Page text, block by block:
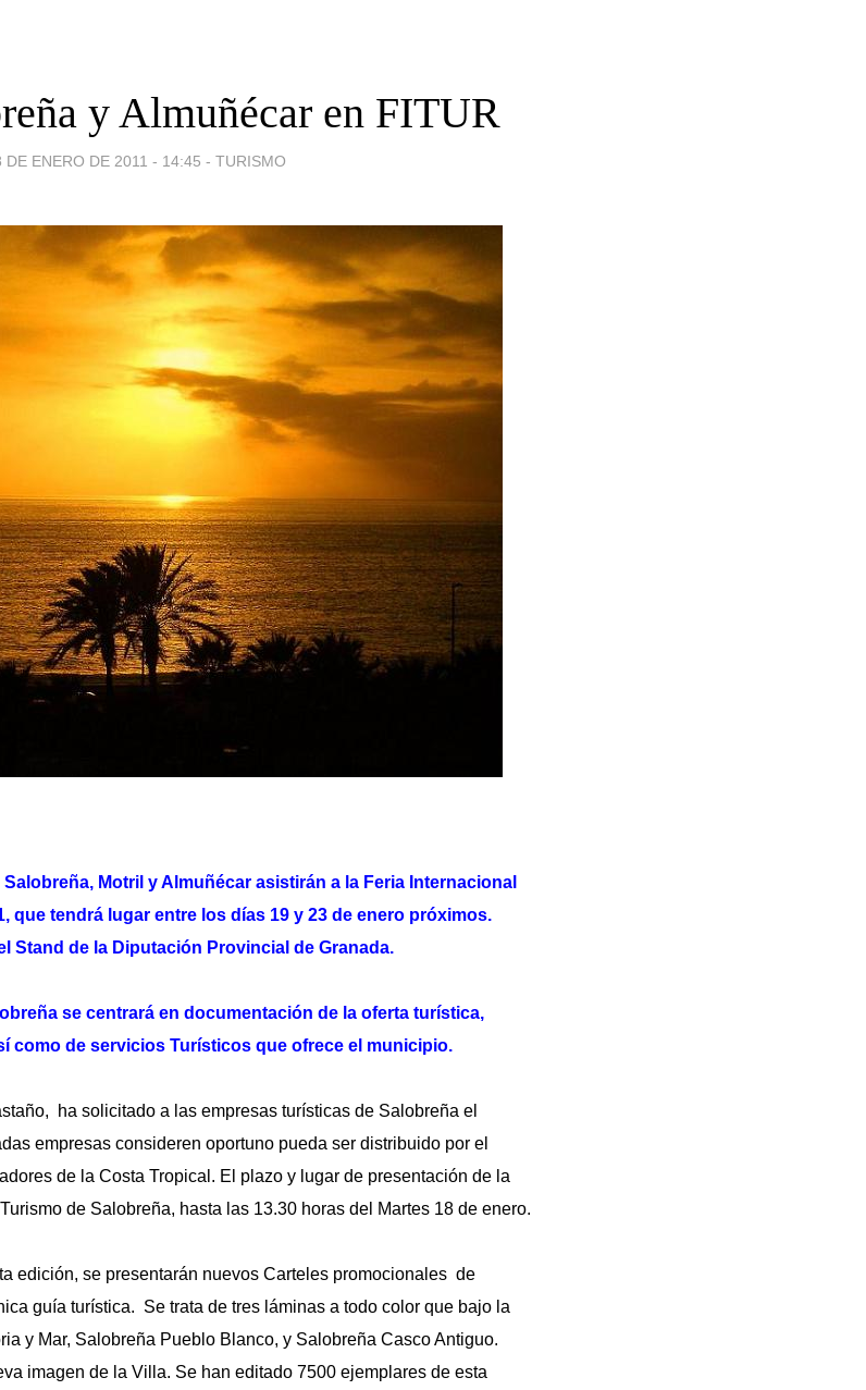
y Almuñécar en FITUR
DE ENERO DE 2011 - 14:45 - TURISMO
Motril y Almuñécar asistirán a la Feria Internacional
que tendrá lugar entre los días 19 y 23 de enero próximos.
Stand de la Diputación Provincial de Granada.
se centrará en documentación de la oferta turística,
como de servicios Turísticos que ofrece el municipio.
ha solicitado a las empresas turísticas de Salobreña el
empresas consideren oportuno pueda ser distribuido por el
de la Costa Tropical. El plazo y lugar de presentación de la
de Salobreña, hasta las 13.30 horas del Martes 18 de enero.
edición, se presentarán nuevos Carteles promocionales de
guía turística. Se trata de tres láminas a todo color que bajo la
y Mar, Salobreña Pueblo Blanco, y Salobreña Casco Antiguo.
imagen de la Villa. Se han editado 7500 ejemplares de esta